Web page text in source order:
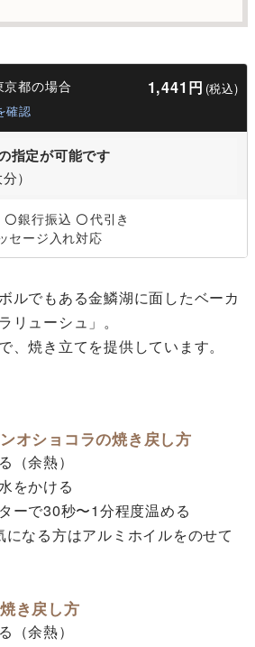
都の場合 1,441円 (税込)
確認
指定が可能です
）
〇銀行振込 〇代引き
セージ入れ対応
ルでもある金鱗湖に面したベーカ
リューシュ」。
、焼き立てを提供しています。
オショコラの焼き戻し方
余熱）
をかける
ーで30秒〜1分程度温める
なる方はアルミホイルをのせて
き戻し方
余熱）